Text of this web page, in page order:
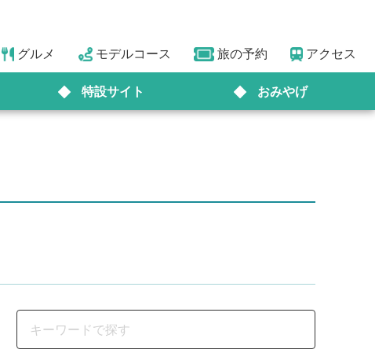
グルメ モデルコース 旅の予約 アクセス
特設サイト おみやげ